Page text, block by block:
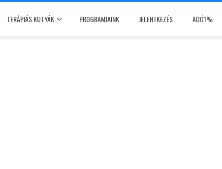
TERÁPIÁS KUTYÁK PROGRAMJAINK JELENTKEZÉS ADÓ1%